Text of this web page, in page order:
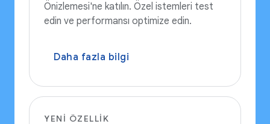
Önizlemesi'ne katılın. Özel istemleri test
edin ve performansı optimize edin.
Daha fazla bilgi
YENI ÖZELLIK